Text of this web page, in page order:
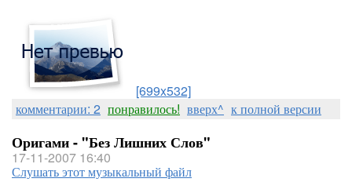
[699x532]
комментарии: 2 понравилось! вверх^ к полной версии
Оригами - "Без Лишних Слов"
17-11-2007 16:40
Слушать этот музыкальный файл